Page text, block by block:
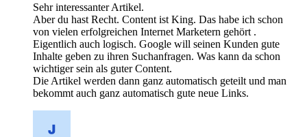
Sehr interessanter Artikel.
Aber du hast Recht. Content ist King. Das habe ich schon
von vielen erfolgreichen Internet Marketern gehört .
Eigentlich auch logisch. Google will seinen Kunden gute
Inhalte geben zu ihren Suchanfragen. Was kann da schon
wichtiger sein als guter Content.
Die Artikel werden dann ganz automatisch geteilt und man
bekommt auch ganz automatisch gute neue Links.